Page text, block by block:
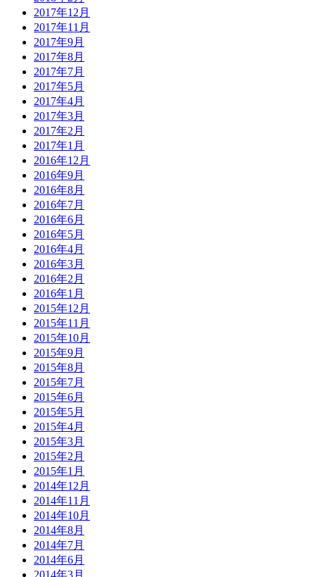
2017年12月
2017年11月
2017年9月
2017年8月
2017年7月
2017年5月
2017年4月
2017年3月
2017年2月
2017年1月
2016年12月
2016年9月
2016年8月
2016年7月
2016年6月
2016年5月
2016年4月
2016年3月
2016年2月
2016年1月
2015年12月
2015年11月
2015年10月
2015年9月
2015年8月
2015年7月
2015年6月
2015年5月
2015年4月
2015年3月
2015年2月
2015年1月
2014年12月
2014年11月
2014年10月
2014年8月
2014年7月
2014年6月
2014年3月